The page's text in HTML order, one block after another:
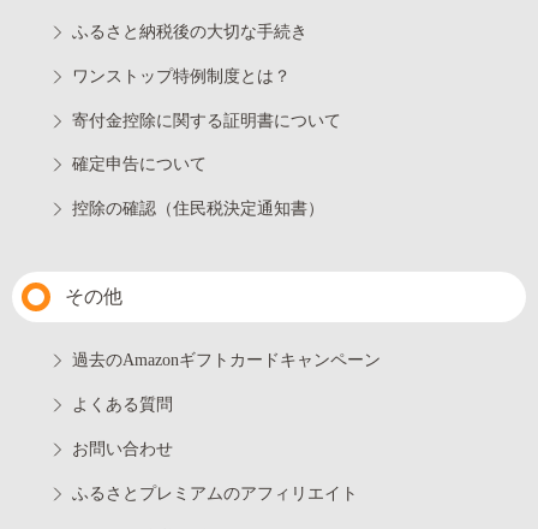
ふるさと納税後の大切な手続き
ワンストップ特例制度とは？
寄付金控除に関する証明書について
確定申告について
控除の確認（住民税決定通知書）
その他
過去のAmazonギフトカードキャンペーン
よくある質問
お問い合わせ
ふるさとプレミアムのアフィリエイト